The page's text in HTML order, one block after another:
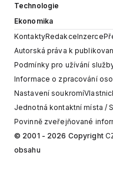
Technologie
Ekonomika
KontaktyRedakceInzerce
Autorská práva k
Podmínky pro užívání
Informace o zpracování
Nastavení soukromí
Jednotná kontaktní místa /
Povinně zveřejňované
© 2001 - 2026 Copyright
obsahu